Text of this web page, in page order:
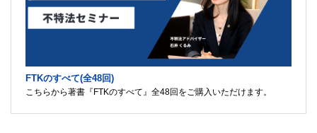
FTKのすべて(全48回)
こちらから著書『FTKのすべて』全48回をご購入いただけます。